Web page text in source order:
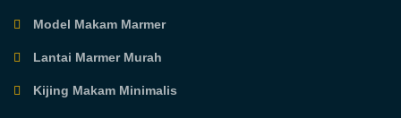
Model Makam Marmer
Lantai Marmer Murah
Kijing Makam Minimalis